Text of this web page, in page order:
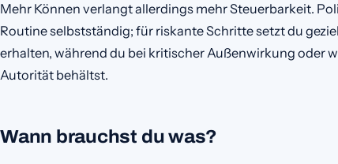
Mehr Können verlangt allerdings mehr Steuerbarkeit.
Routine selbstständig; für riskante Schritte setzt du
erhalten, während du bei kritischer Außenwirkung oder
Autorität behältst.
Wann brauchst du was?